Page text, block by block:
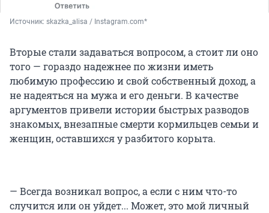
Источник: skazka_alisa / Instagram.com*
Вторые стали задаваться вопросом, а стоит ли оно
того — гораздо надежнее по жизни иметь
любимую профессию и свой собственный доход, а
не надеяться на мужа и его деньги. В качестве
аргументов привели истории быстрых разводов
знакомых, внезапные смерти кормильцев семьи и
женщин, оставшихся у разбитого корыта.
— Всегда возникал вопрос, а если с ним что-то
случится или он уйдет... Может, это мой личный